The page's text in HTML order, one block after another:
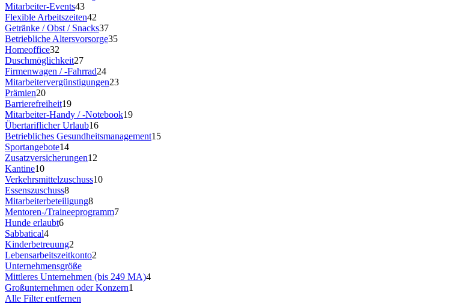
Mitarbeiter-Events43
Flexible Arbeitszeiten42
Getränke / Obst / Snacks37
Betriebliche Altersvorsorge35
Homeoffice32
Duschmöglichkeit27
Firmenwagen / -Fahrrad24
Mitarbeitervergünstigungen23
Prämien20
Barrierefreiheit19
Mitarbeiter-Handy / -Notebook19
Übertariflicher Urlaub16
Betriebliches Gesundheitsmanagement15
Sportangebote14
Zusatzversicherungen12
Kantine10
Verkehrsmittelzuschuss10
Essenszuschuss8
Mitarbeiterbeteiligung8
Mentoren-/Traineeprogramm7
Hunde erlaubt6
Sabbatical4
Kinderbetreuung2
Lebensarbeitszeitkonto2
Unternehmensgröße
Mittleres Unternehmen (bis 249 MA)4
Großunternehmen oder Konzern1
Alle Filter entfernen